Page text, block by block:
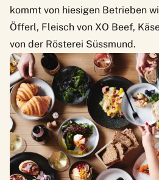
kommt von hiesigen Betrieben
Öfferl, Fleisch von XO Beef,
von der Rösterei Süssmund.